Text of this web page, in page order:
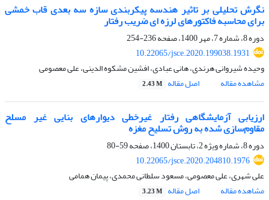
نگرش تحلیلی بر تاثیر هندسه پیکربندی سازه سه بعدی قاب خمشی
برای محاسبه فاکتورهای لرزه ای ضریب رفتار
دوره 8، شماره 7، مهر 1400، صفحه
236-254
10.22065/jsce.2020.199038.1931
وحیده شیروانی هرندی، هانی عبادی، افشین مشکوه الدینی، علی معصومی
مشاهده مقاله
اصل مقاله 2.43 M
ارزیابی آزمایشگاهی رفتار غیرخطی دیوارهای بنایی غیر مسلح
مقاوم‌سازی شده به روش تسلیح مغزه
دوره 8، شماره ویژه 2، تابستان 1400، صفحه
59-80
10.22065/jsce.2020.204810.1976
علی شهری، علی معصومی، مسعود سلطانی محمدی، پیمان همامی
مشاهده مقاله
اصل مقاله 3.23 M